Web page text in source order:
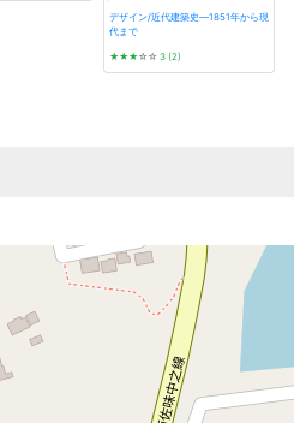
デザイン/近代建築史―1851年から現
代まで
★★★☆☆ 3 (2)